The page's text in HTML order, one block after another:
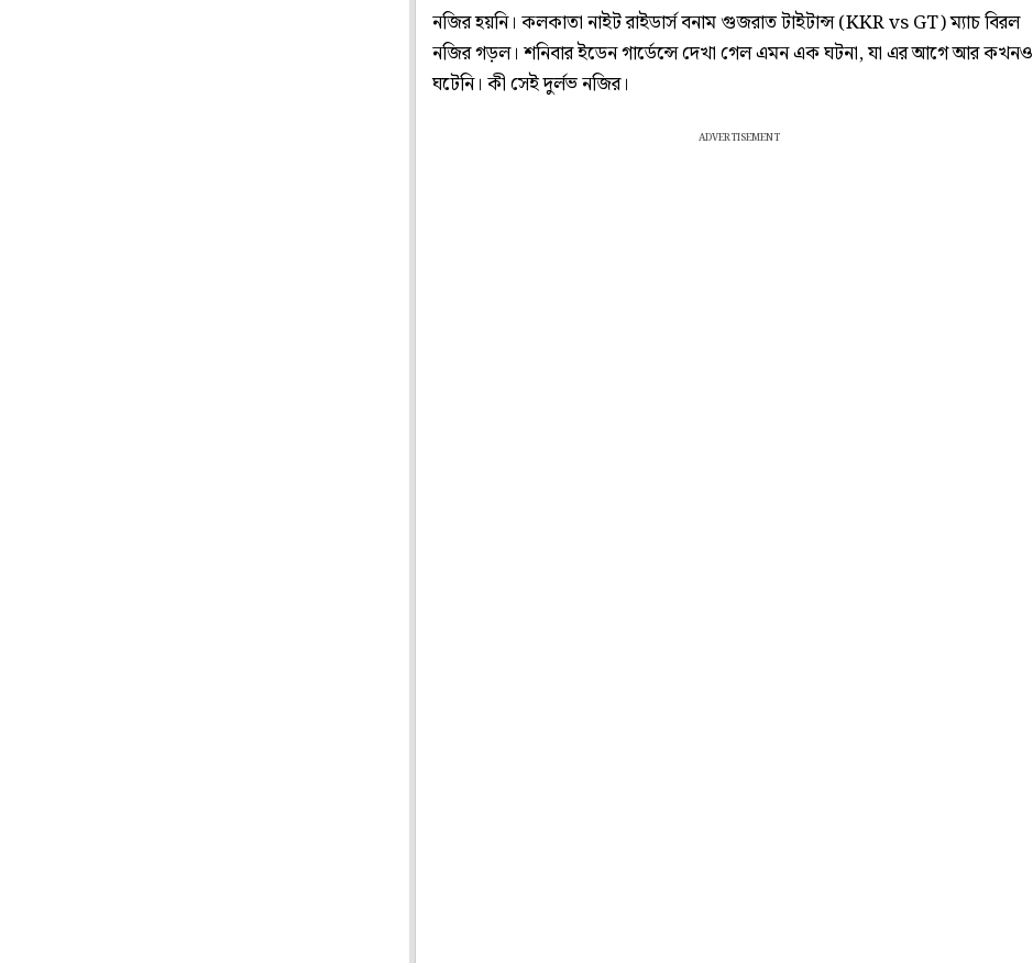
নজির হয়নি। কলকাতা নাইট রাইডার্স বনাম গুজরাত টাইটান্স (KKR vs GT) ম্যাচ বিরল
নজির গড়ল। শনিবার ইডেন গার্ডেন্সে দেখা গেল এমন এক ঘটনা, যা এর আগে আর কখনও
ঘটেনি। কী সেই দুর্লভ নজির।
ADVERTISEMENT